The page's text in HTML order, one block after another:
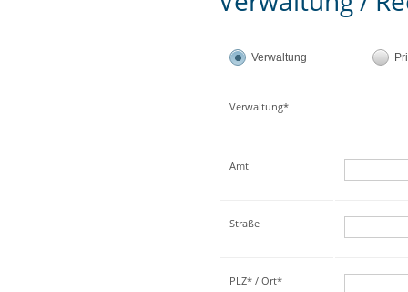
Verwaltung
Verwaltung*
Amt
Straße
PLZ* / Ort*